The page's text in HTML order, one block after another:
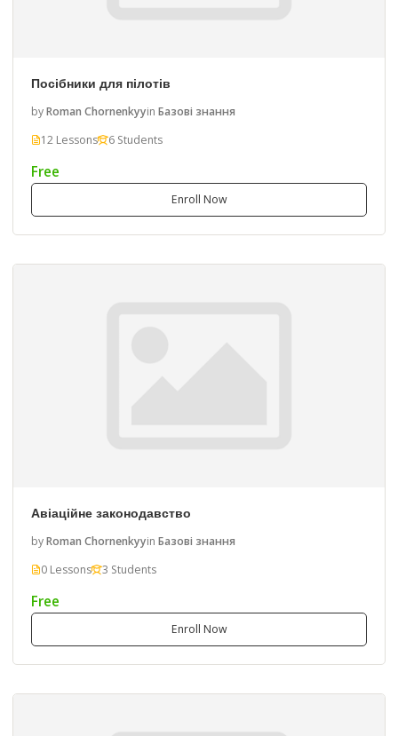
Посібники для пілотів
byRoman Chornenkyyin Базові знання
12 Lessons
6 Students
Free
Enroll Now
Авіаційне законодавство
byRoman Chornenkyyin Базові знання
0 Lessons
3 Students
Free
Enroll Now